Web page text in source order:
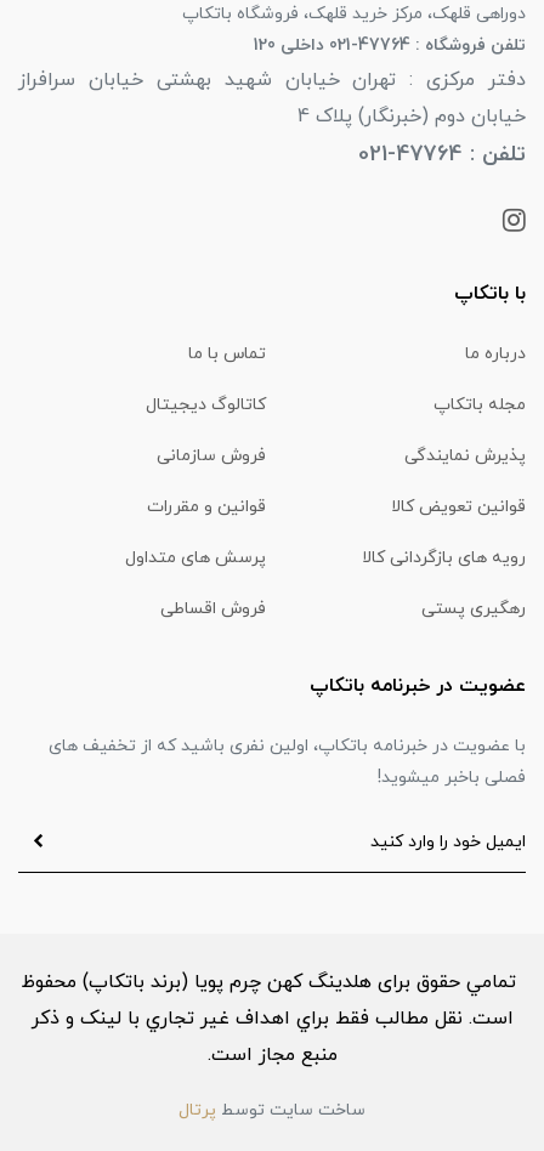
دوراهی قلهک، مرکز خرید قلهک، فروشگاه باتکاپ
تلفن فروشگاه : 47764-021 داخلی 120
دفتر مرکزی : تهران خیابان شهید بهشتی خیابان سرافراز
خیابان دوم (خبرنگار) پلاک 4
تلفن : 47764-021
با باتکاپ
درباره ما تماس با ما
مجله باتکاپ کاتالوگ دیجیتال
پذیرش نمایندگی فروش سازمانی
قوانین تعویض کالا قوانین و مقررات
رویه های بازگردانی کالا پرسش های متداول
رهگیری پستی فروش اقساطی
عضویت در خبرنامه باتکاپ
با عضویت در خبرنامه باتکاپ، اولین نفری باشید که از تخفیف های
فصلی باخبر میشوید!
تمامي حقوق برای هلدینگ کهن چرم پویا (برند باتکاپ) محفوظ
است. نقل مطالب فقط براي اهداف غير تجاري با لینک و ذکر
منبع مجاز است.
ساخت سایت توسط پرتال